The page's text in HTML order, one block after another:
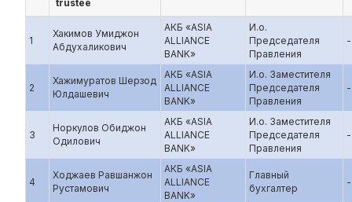
trustee
1
Хакимов Умиджон
Абдухаликович
АКБ «ASIA
ALLIANCE
BANK»
И.о.
Председателя
Правления
-
2
Хажимуратов Шерзод
Юлдашевич
АКБ «ASIA
ALLIANCE
BANK»
И.о. Заместителя
Председателя
Правления
-
3
Норкулов Обиджон
Одилович
АКБ «ASIA
ALLIANCE
BANK»
И.о. Заместителя
Председателя
Правления
-
4
Ходжаев Равшанжон
Рустамович
АКБ «ASIA
ALLIANCE
BANK»
Главный
бухгалтер
-